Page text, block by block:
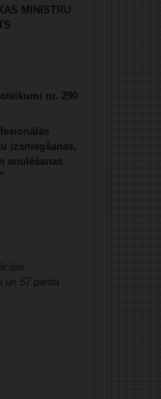
MINISTRU
nr. 290
izsniegšanas,
anulēšanas
un 57.pantu